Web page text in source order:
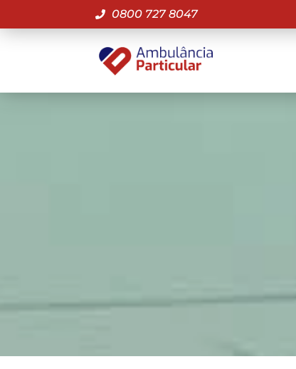
0800 727 8047